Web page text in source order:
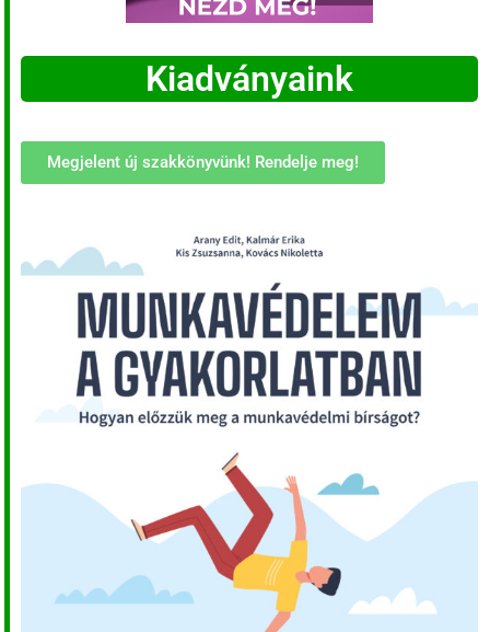
Kiadványaink
Megjelent új szakkönyvünk! Rendelje meg!